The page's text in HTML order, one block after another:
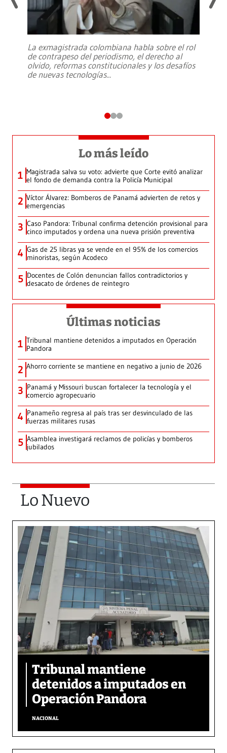
La exmagistrada colombiana habla sobre el rol
de contrapeso del periodismo, el derecho al
olvido, reformas constitucionales y los desafíos
de nuevas tecnologías...
Lo más leído
1 Magistrada salva su voto: advierte que Corte evitó analizar
el fondo de demanda contra la Policía Municipal
2 Víctor Álvarez: Bomberos de Panamá advierten de retos y
emergencias
3 Caso Pandora: Tribunal confirma detención provisional para
cinco imputados y ordena una nueva prisión preventiva
4 Gas de 25 libras ya se vende en el 95% de los comercios
minoristas, según Acodeco
5 Docentes de Colón denuncian fallos contradictorios y
desacato de órdenes de reintegro
Últimas noticias
1 Tribunal mantiene detenidos a imputados en Operación
Pandora
2 Ahorro corriente se mantiene en negativo a junio de 2026
3 Panamá y Missouri buscan fortalecer la tecnología y el
comercio agropecuario
4 Panameño regresa al país tras ser desvinculado de las
fuerzas militares rusas
5 Asamblea investigará reclamos de policías y bomberos
jubilados
Lo Nuevo
Tribunal mantiene
detenidos a imputados en
Operación Pandora
NACIONAL